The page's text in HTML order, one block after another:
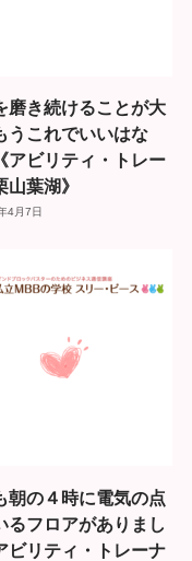
磨き続けることが大
うこれでいいはな
アビリティ・トレー
山葉湖》
4月7日
朝の４時に電気の点
るフロアがありまし
ビリティ・トレーナ